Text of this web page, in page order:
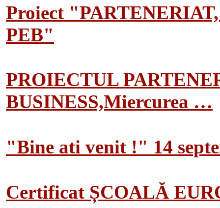
Proiect
PEB"
PROIECTUL
BUSINESS,Miercurea …
"Bine ati venit !" 14
Certificat ȘCOALĂ